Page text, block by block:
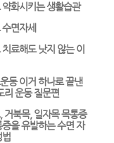
화시키는 생활습관
면자세
료해도 낫지 않는 이
동 이거 하나로 끝낸
리 운동 질문편
거북목, 일자목 목통증
을 유발하는 수면 자
법